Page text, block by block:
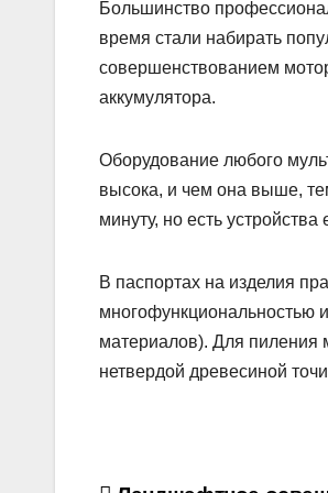
Большинство
время стали набирать
совершенствованием
аккумулятора.
Оборудование любого
высока, и чем она выше,
минуту, но есть
В паспортах на изделия
многофункциональностью
материалов). Для пиления
нетвердой древесиной